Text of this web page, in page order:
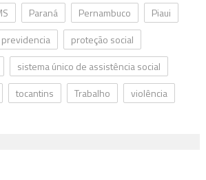
Paraná Pernambuco
Piaui
previdencia
proteção social
sistema único de assistência social
tocantins Trabalho violência